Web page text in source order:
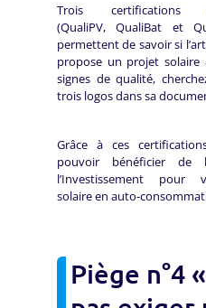
Trois certifications
(QualiPV, QualiBat et
permettent de savoir si
propose un projet solaire
signes de qualité,
trois logos dans sa
Grâce à ces
pouvoir bénéficier
l’Investissement pour
solaire en auto-
Piège n°4